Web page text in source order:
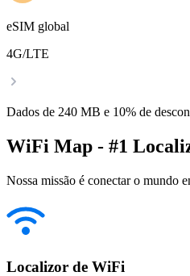
eSIM global
4G/LTE
Dados de 240 MB e 10% de
WiFi Map - #1
Nossa missão é conectar o mundo
Localizor de WiFi